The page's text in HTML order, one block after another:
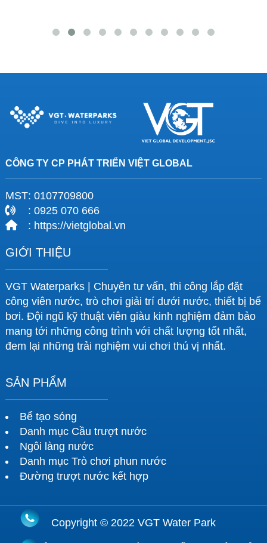
CÔNG TY CP PHÁT TRIỂN VIỆT GLOBAL
MST: 0107709800
: 0925 070 666
: https://vietglobal.vn
GIỚI THIỆU
VGT Waterparks | Chuyên tư vấn, thi công lắp đặt
công viên nước, trò chơi giải trí dưới nước, thiết bị bể
bơi. Đội ngũ kỹ thuật viên giàu kinh nghiệm đảm bảo
mang tới những công trình với chất lượng tốt nhất,
đem lại những trải nghiệm vui chơi thú vị nhất.
SẢN PHẨM
Bể tạo sóng
Danh mục Cầu trượt nước
Ngôi làng nước
Danh mục Trò chơi phun nước
Đường trượt nước kết hợp
Copyright © 2022 VGT Water Park